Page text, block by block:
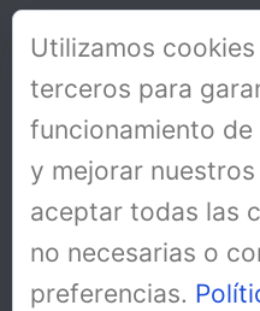
Utilizamos
terceros para
funcionamiento
y mejorar
aceptar todas las
no necesarias o
preferencias.